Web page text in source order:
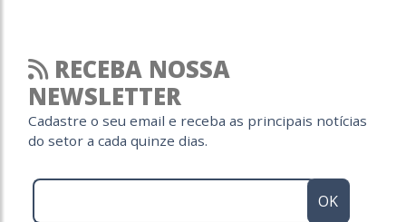
RECEBA NOSSA
NEWSLETTER
Cadastre o seu email e receba as principais notícias
do setor a cada quinze dias.